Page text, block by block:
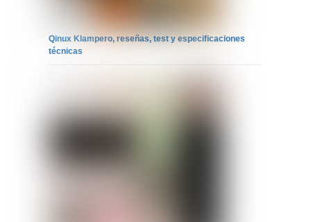
Qinux Klampero, reseñas, test y especificaciones
técnicas